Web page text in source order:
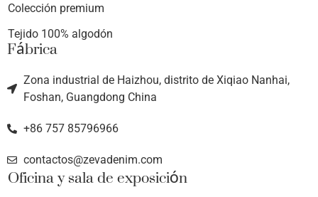
Colección premium
Tejido 100% algodón
Fábrica
Zona industrial de Haizhou, distrito de Xiqiao Nanhai,
Foshan, Guangdong China
+86 757 85796966
contactos@zevadenim.com
Oficina y sala de exposición